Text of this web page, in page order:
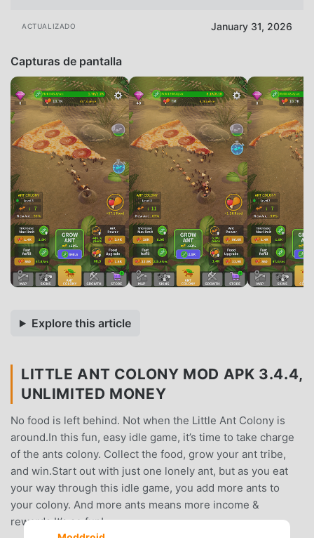
ACTUALIZADO January 31, 2026
Capturas de pantalla
Explore this article
LITTLE ANT COLONY MOD APK 3.4.4,
UNLIMITED MONEY
No food is left behind. Not when the Little Ant Colony is
around.In this fun, easy idle game, it’s time to take charge
of the ants colony. Collect the food, grow your ant tribe,
and win.Start out with just one lonely ant, but as you eat
your way through this idle game, you add more ants to
your colony. And more ants means more income &
rewards.It’s so fun!